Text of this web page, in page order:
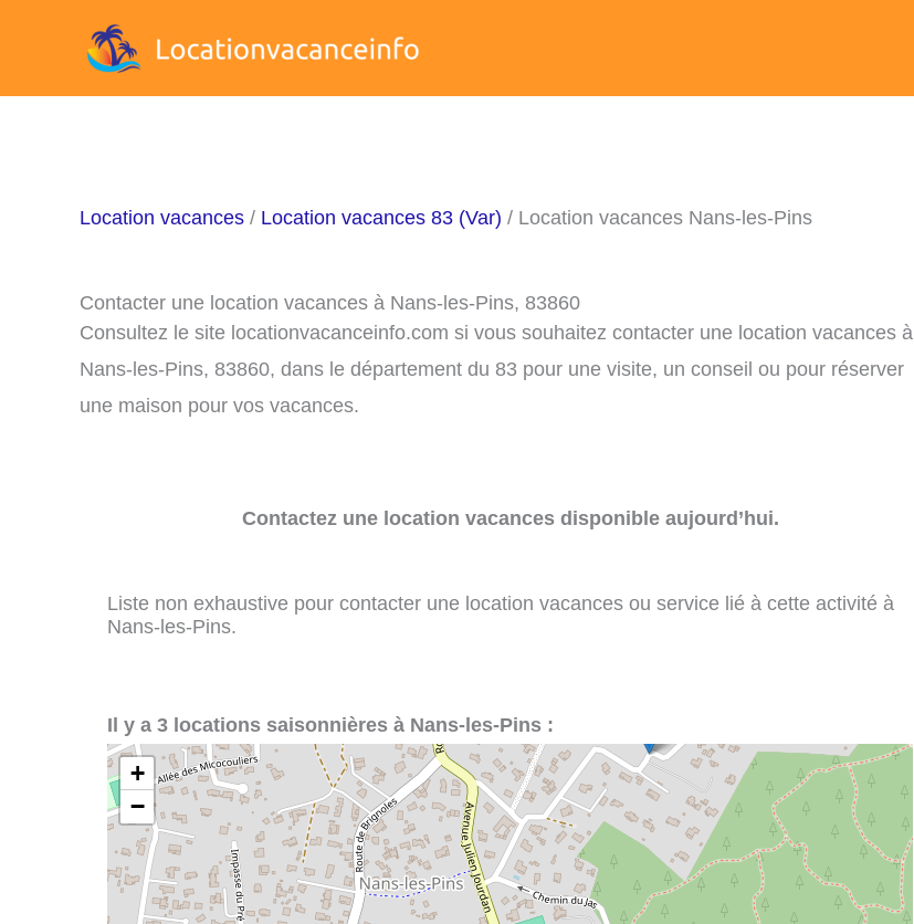
Location vacances / Location vacances 83 (Var) / Location vacances Nans-les-Pins
Contacter une location vacances à Nans-les-Pins, 83860
Consultez le site locationvacanceinfo.com si vous souhaitez contacter une location vacances à
Nans-les-Pins, 83860, dans le département du 83 pour une visite, un conseil ou pour réserver
une maison pour vos vacances.
Contactez une location vacances disponible aujourd’hui.
Liste non exhaustive pour contacter une location vacances ou service lié à cette activité à
Nans-les-Pins.
Il y a 3 locations saisonnières à Nans-les-Pins :
+
−